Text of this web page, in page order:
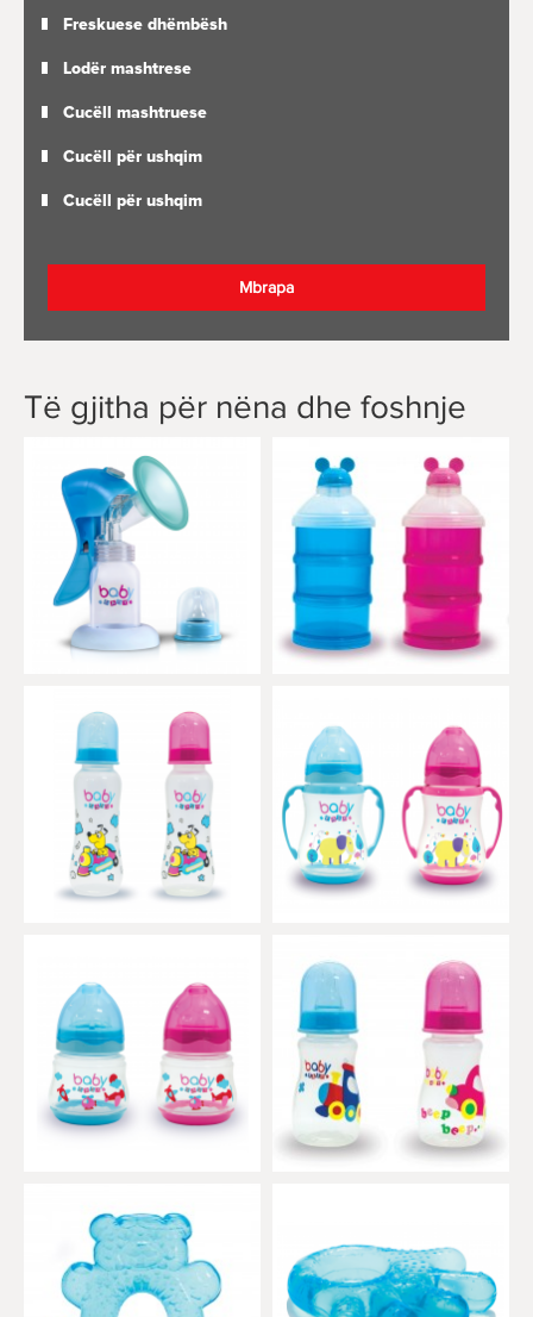
Freskuese dhëmbësh
Lodër mashtrese
Cucëll mashtruese
Cucëll për ushqim
Cucëll për ushqim
Mbrapa
Të gjitha për nëna dhe foshnje